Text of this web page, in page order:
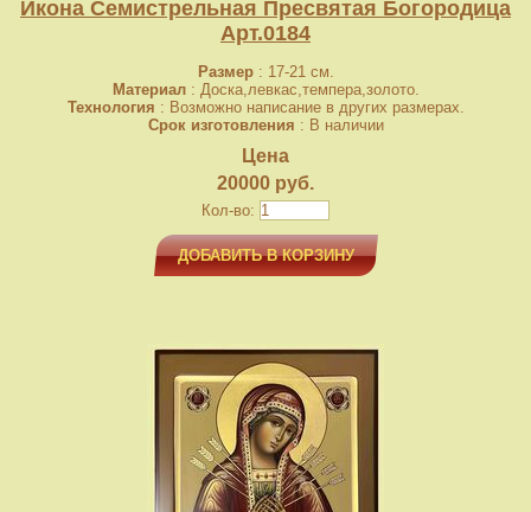
Икона Семистрельная Пресвятая Богородица
Арт.0184
Размер: 17-21 см.
Материал: Доска,левкас,темпера,золото.
Технология : Возможно написание в других размерах.
Срок изготовления : В наличии
Цена
20000 руб.
Кол-во:
ДОБАВИТЬ В КОРЗИНУ